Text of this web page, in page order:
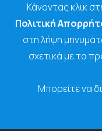
Κάνοντας κλικ
Πολιτική
στη λήψη
σχετικά με τα
Μπορείτε να